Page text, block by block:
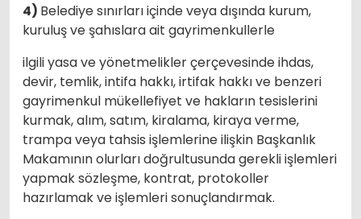
4) Belediye sınırları içinde veya dışında kurum,
kuruluş ve şahıslara ait gayrimenkullerle
ilgili yasa ve yönetmelikler çerçevesinde ihdas,
devir, temlik, intifa hakkı, irtifak hakkı ve benzeri
gayrimenkul mükellefiyet ve hakların tesislerini
kurmak, alım, satım, kiralama, kiraya verme,
trampa veya tahsis işlemlerine ilişkin Başkanlık
Makamının olurları doğrultusunda gerekli işlemleri
yapmak sözleşme, kontrat, protokoller
hazırlamak ve işlemleri sonuçlandırmak.